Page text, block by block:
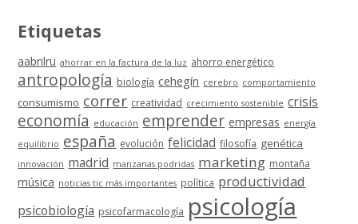
Etiquetas
aabrilru ahorrar en la factura de la luz ahorro energético
antropología biología cehegín cerebro comportamiento
consumismo correr creatividad crecimiento sostenible crisis
economía educación emprender empresas energía
equilibrio españa evolución felicidad filosofía genética
innovación madrid manzanas podridas marketing montaña
música noticias tic más importantes política productividad
psicobiología psicofarmacología psicología